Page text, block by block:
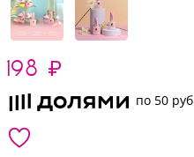
198 ₽
по 50 руб